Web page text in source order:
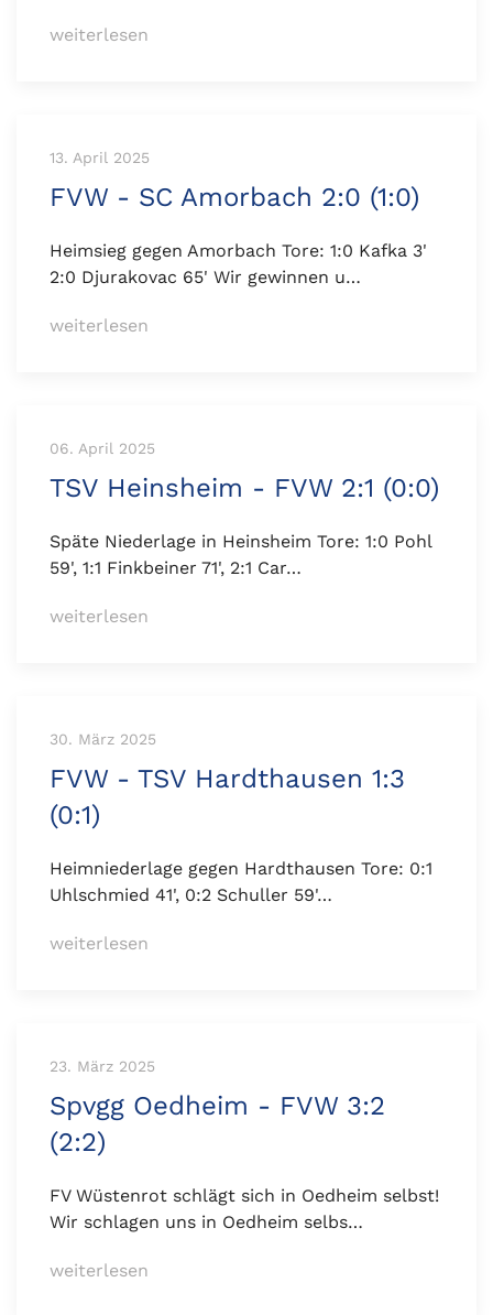
weiterlesen
13. April 2025
FVW - SC Amorbach 2:0 (1:0)
Heimsieg gegen Amorbach Tore: 1:0 Kafka 3'
2:0 Djurakovac 65' Wir gewinnen u…
weiterlesen
06. April 2025
TSV Heinsheim - FVW 2:1 (0:0)
Späte Niederlage in Heinsheim Tore: 1:0 Pohl
59', 1:1 Finkbeiner 71', 2:1 Car…
weiterlesen
30. März 2025
FVW - TSV Hardthausen 1:3
(0:1)
Heimniederlage gegen Hardthausen Tore: 0:1
Uhlschmied 41', 0:2 Schuller 59'…
weiterlesen
23. März 2025
Spvgg Oedheim - FVW 3:2
(2:2)
FV Wüstenrot schlägt sich in Oedheim selbst!
Wir schlagen uns in Oedheim selbs…
weiterlesen